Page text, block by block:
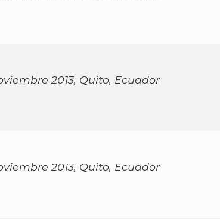
2013, Quito, Ecuador
2013, Quito, Ecuador